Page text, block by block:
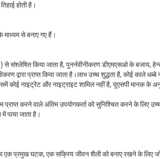
होती है।
से बनाए गए हैं।
से संश्लेषित किया जाता है, पुनर्नवीनीकरण डीएमएसओ के बजाय,
प्राप्त किया जाता है।लाभ उच्च शुद्धता है, कोई काले धब्बे
कोई नाइट्रेट और नाइट्राइट शामिल नहीं है, यूएसपी मानक के
प्राप्त करने वाले अंतिम उपयोगकर्ता को सुनिश्चित करने के लिए
पाया जाता है।
एक प्रमुख घटक, एक सक्रिय जीवन शैली को बनाए रखने के लिए